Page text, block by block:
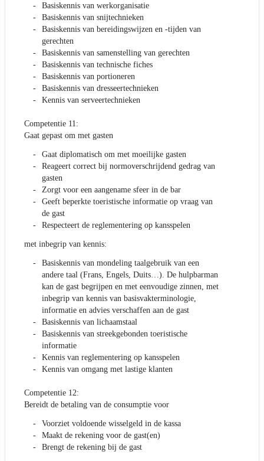
Basiskennis van werkorganisatie
Basiskennis van snijtechnieken
Basiskennis van bereidingswijzen en -tijden van
gerechten
Basiskennis van samenstelling van gerechten
Basiskennis van technische fiches
Basiskennis van portioneren
Basiskennis van dresseertechnieken
Kennis van serveertechnieken
Competentie 11:
Gaat gepast om met gasten
Gaat diplomatisch om met moeilijke gasten
Reageert correct bij normoverschrijdend gedrag van
gasten
Zorgt voor een aangename sfeer in de bar
Geeft beperkte toeristische informatie op vraag van
de gast
Respecteert de reglementering op kansspelen
met inbegrip van kennis:
Basiskennis van mondeling taalgebruik van een
andere taal (Frans, Engels, Duits…). De hulpbarman
kan de gast begrijpen en met eenvoudige zinnen, met
inbegrip van kennis van basisvakterminologie,
informatie en advies verschaffen aan de gast
Basiskennis van lichaamstaal
Basiskennis van streekgebonden toeristische
informatie
Kennis van reglementering op kansspelen
Kennis van omgang met lastige klanten
Competentie 12:
Bereidt de betaling van de consumptie voor
Voorziet voldoende wisselgeld in de kassa
Maakt de rekening voor de gast(en)
Brengt de rekening bij de gast